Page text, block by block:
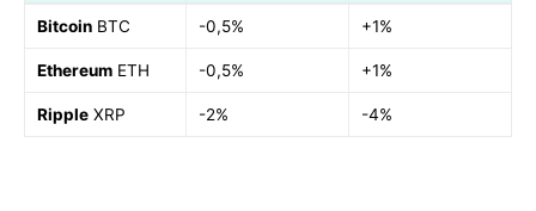
Bitcoin BTC -0,5% +1%
Ethereum ETH -0,5% +1%
Ripple XRP -2% -4%